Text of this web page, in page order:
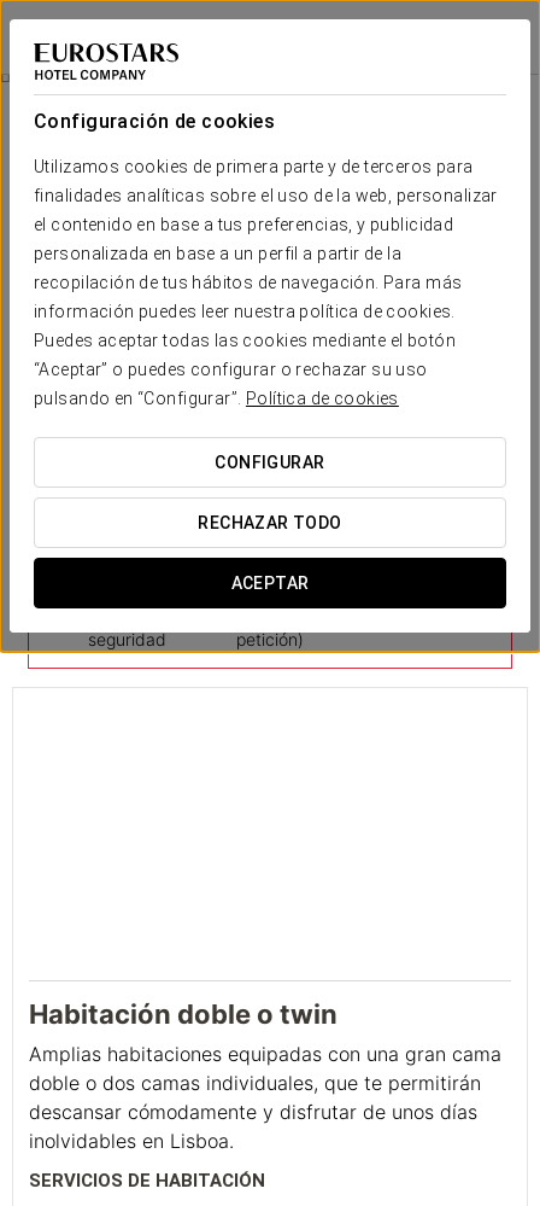
Configuración de cookies
Utilizamos cookies de primera parte y de terceros para
finalidades analíticas sobre el uso de la web, personalizar
el contenido en base a tus preferencias, y publicidad
personalizada en base a un perfil a partir de la
recopilación de tus hábitos de navegación. Para más
información puedes leer nuestra política de cookies.
Puedes aceptar todas las cookies mediante el botón
“Aceptar” o puedes configurar o rechazar su uso
pulsando en “Configurar”.
Política de cookies
CONFIGURAR
RECHAZAR TODO
ACEPTAR
Ikonik Lisboa
LISBOA
Habitaciones
Habitaciones
El confort y descanso que
necesitas
El Ikonik Lisboa ofrece a sus huéspedes
231 amplias y
cómodas habitaciones, que cuentan con un cuidado diseño
inspirado en la ciudad de Lisboa. Todas ellas están equipadas
con los mejores servicios para que disfrutes de una estancia
perfecta en nuestro hotel.
SERVICIOS DESTACADOS
Habitaciones
seguridad
petición)
Habitación doble o twin
Amplias habitaciones equipadas con una gran cama
doble o dos camas individuales, que te permitirán
descansar cómodamente y disfrutar de unos días
inolvidables en Lisboa.
SERVICIOS DE HABITACIÓN